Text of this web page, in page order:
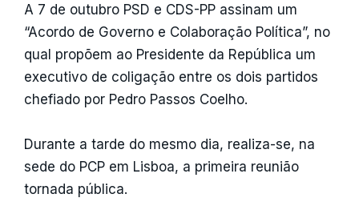
A 7 de outubro PSD e CDS-PP assinam um
“Acordo de Governo e Colaboração Política”, no
qual propõem ao Presidente da República um
executivo de coligação entre os dois partidos
chefiado por Pedro Passos Coelho.
Durante a tarde do mesmo dia, realiza-se, na
sede do PCP em Lisboa, a primeira reunião
tornada pública.